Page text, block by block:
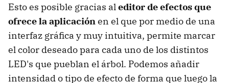
Esto es posible gracias aleditor de efectos que
ofrece la aplicaciónen el que por medio de una
interfaz gráfica y muy intuitiva, permite marcar
el color deseado para cada uno de los distintos
LED's que pueblan el árbol. Podemos añadir
intensidad o tipo de efecto de forma que luego la